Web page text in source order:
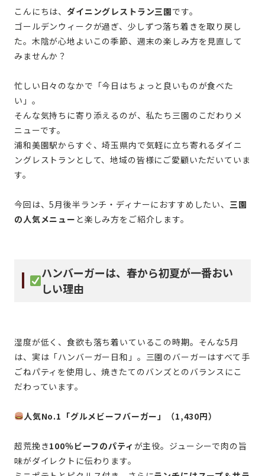
こんにちは、ダイニングレストラン三園です。
ゴールデンウィークが過ぎ、少しずつ落ち着きを取り戻し
た。木陰が心地よいこの季節、週末の楽しみ方を見直して
みませんか？
忙しい日々のなかで「今日はちょっと良いものが食べた
い」。
そんな気持ちに寄り添えるのが、私たち三園のこだわりメ
ニューです。
浦和美園駅からすぐ、埼玉県内で気軽に立ち寄れるダイニ
ングレストランとして、地域の皆様にご愛顧いただいていま
す。
今回は、5月後半ランチ・ディナーにおすすめしたい、 三園
の人気メニュー と楽しみ方をご紹介します。
ハンバーガーは、春から初夏が一番おい
しい理由
湿度が低く、食欲も落ち着いているこの時期。そんな5月
は、実は「ハンバーガー日和」。三園のバーガーはすべて手
ごねパティを使用し、焼きたてのバンズとのバランスにこ
だわっています。
人気No.1「グルメビーフバーガー」（1,430円）
超荒挽き100％ビーフのパティ が主役。ジューシーで肉の旨
味がダイレクトに伝わります。